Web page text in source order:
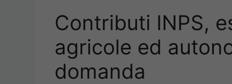
Contributi INPS,
agricole ed
domanda